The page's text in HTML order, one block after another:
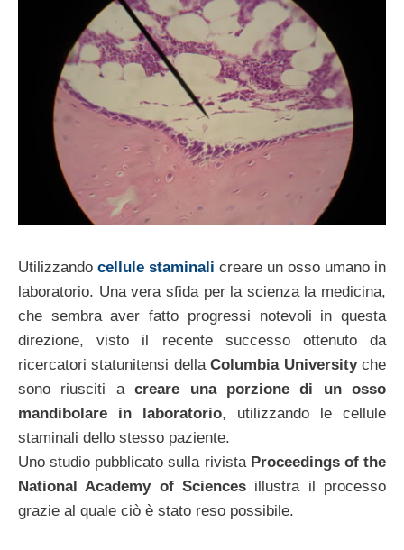
Utilizzando cellule staminali creare un osso umano in
laboratorio. Una vera sfida per la scienza la medicina,
che sembra aver fatto progressi notevoli in questa
direzione, visto il recente successo ottenuto da
ricercatori statunitensi dellaColumbia Universityche
sono riusciti acreare una porzione di un osso
mandibolare in laboratorio, utilizzando le cellule
staminali dello stesso paziente.
Uno studio pubblicato sulla rivista Proceedings of the
National Academy of Sciences illustra il processo
grazie al quale ciò è stato reso possibile.